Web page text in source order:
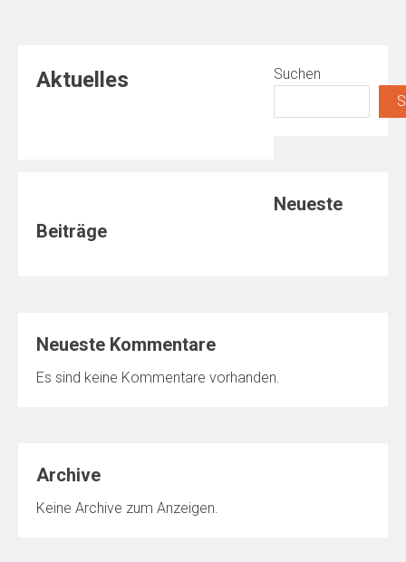
Aktuelles
Suchen
Neueste
Beiträge
Neueste Kommentare
Es sind keine Kommentare vorhanden.
Archive
Keine Archive zum Anzeigen.